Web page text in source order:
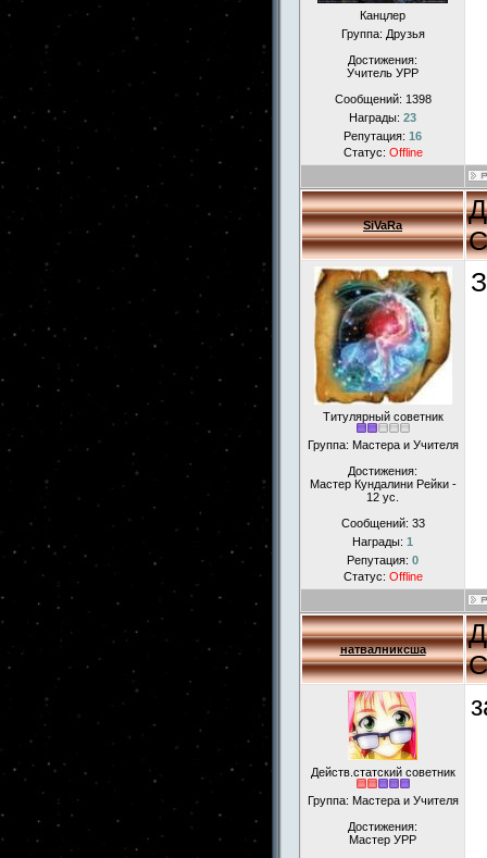
Канцлер
Группа: Друзья
Достижения:
Учитель УРР
Сообщений: 1398
Награды: 23
Репутация: 16
Статус: Offline
SiVaRa
Титулярный советник
Группа: Мастера и Учителя
Достижения:
Мастер Кундалини Рейки -
12 ус.
Сообщений: 33
Награды: 1
Репутация: 0
Статус: Offline
натвалниксша
Действ.статский советник
Группа: Мастера и Учителя
Достижения:
Мастер УРР